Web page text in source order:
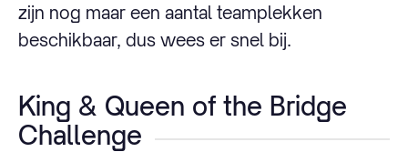
zijn nog maar een aantal teamplekken
beschikbaar, dus wees er snel bij.
King & Queen of the Bridge
Challenge